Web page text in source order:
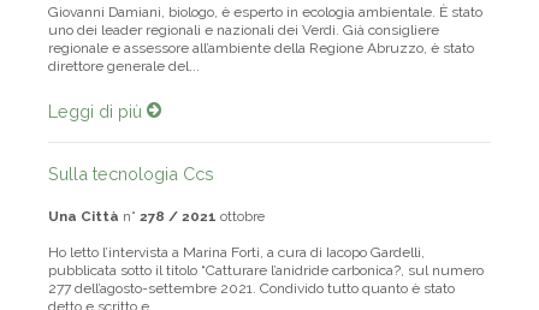
Giovanni Damiani, biologo, è esperto in ecologia ambientale. È stato
uno dei leader regionali e nazionali dei Verdi. Già consigliere
regionale e assessore all’ambiente della Regione Abruzzo, è stato
direttore generale del...
Leggi di più
Sulla tecnologia Ccs
Una Città n° 278 / 2021 ottobre
Ho letto l’intervista a Marina Forti, a cura di Iacopo Gardelli,
pubblicata sotto il titolo “Catturare l’anidride carbonica?, sul numero
277 dell’agosto-settembre 2021. Condivido tutto quanto è stato